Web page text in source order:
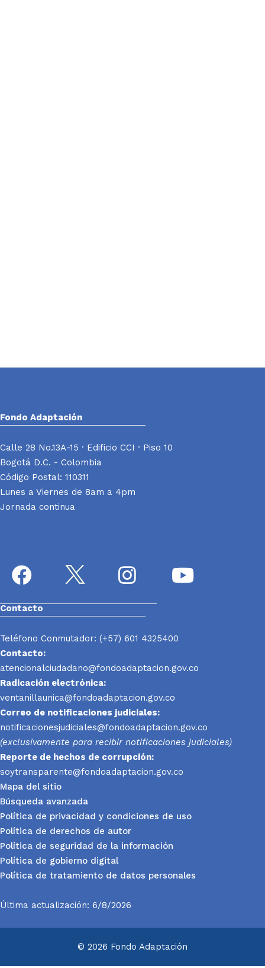
Fondo Adaptación
Calle 28 No.13A-15 · Edificio CCI · Piso 10
Bogotá D.C. - Colombia
Código Postal: 110311
Lunes a Viernes de 8am a 4pm
Jornada continua
Contacto
Teléfono Conmutador: (+57) 601 4325400
Contacto:
atencionalciudadano@fondoadaptacion.gov.co
Radicación electrónica:
ventanillaunica@fondoadaptacion.gov.co
Correo de notificaciones judiciales:
notificacionesjudiciales@fondoadaptacion.gov.co
(exclusivamente para recibir notificaciones judiciales)
Reporte de hechos de corrupción:
soytransparente@fondoadaptacion.gov.co
Mapa del sitio
Búsqueda avanzada
Política de privacidad y condiciones de uso
Política de derechos de autor
Política de seguridad de la información
Política de gobierno digital
Política de tratamiento de datos personales
Última actualización: 6/8/2026
© 2026 Fondo Adaptación